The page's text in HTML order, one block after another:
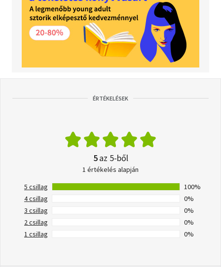
ÉRTÉKELÉSEK
5az 5-ből
1 értékelés alapján
5 csillag
100%
4 csillag
0%
3 csillag
0%
2 csillag
0%
1 csillag
0%